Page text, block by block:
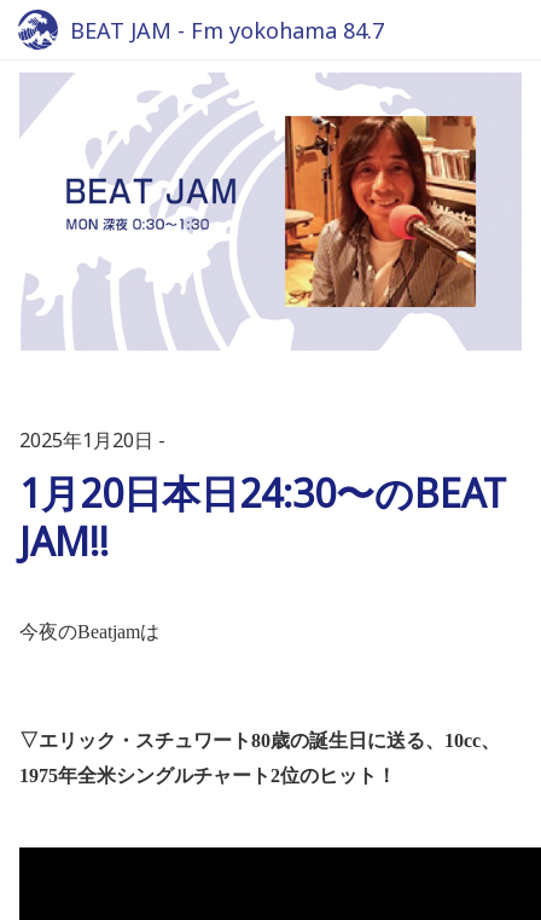
BEAT JAM - Fm yokohama 84.7
2025年1月20日
1月20日本日24:30〜のBEAT
JAM!!
今夜のBeatjamは
▽エリック・スチュワート80歳の誕生日に送る、 10cc、
1975年全米シングルチャート2位のヒット！